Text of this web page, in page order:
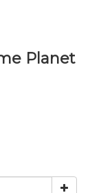
Planet